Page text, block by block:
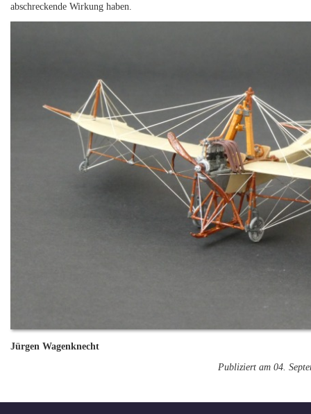
abschreckende Wirkung haben.
Jürgen Wagenknecht
Publiziert am 04.